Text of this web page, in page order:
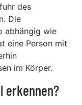
des
Die
abhängig wie
eine Person mit
im Körper.
erkennen?